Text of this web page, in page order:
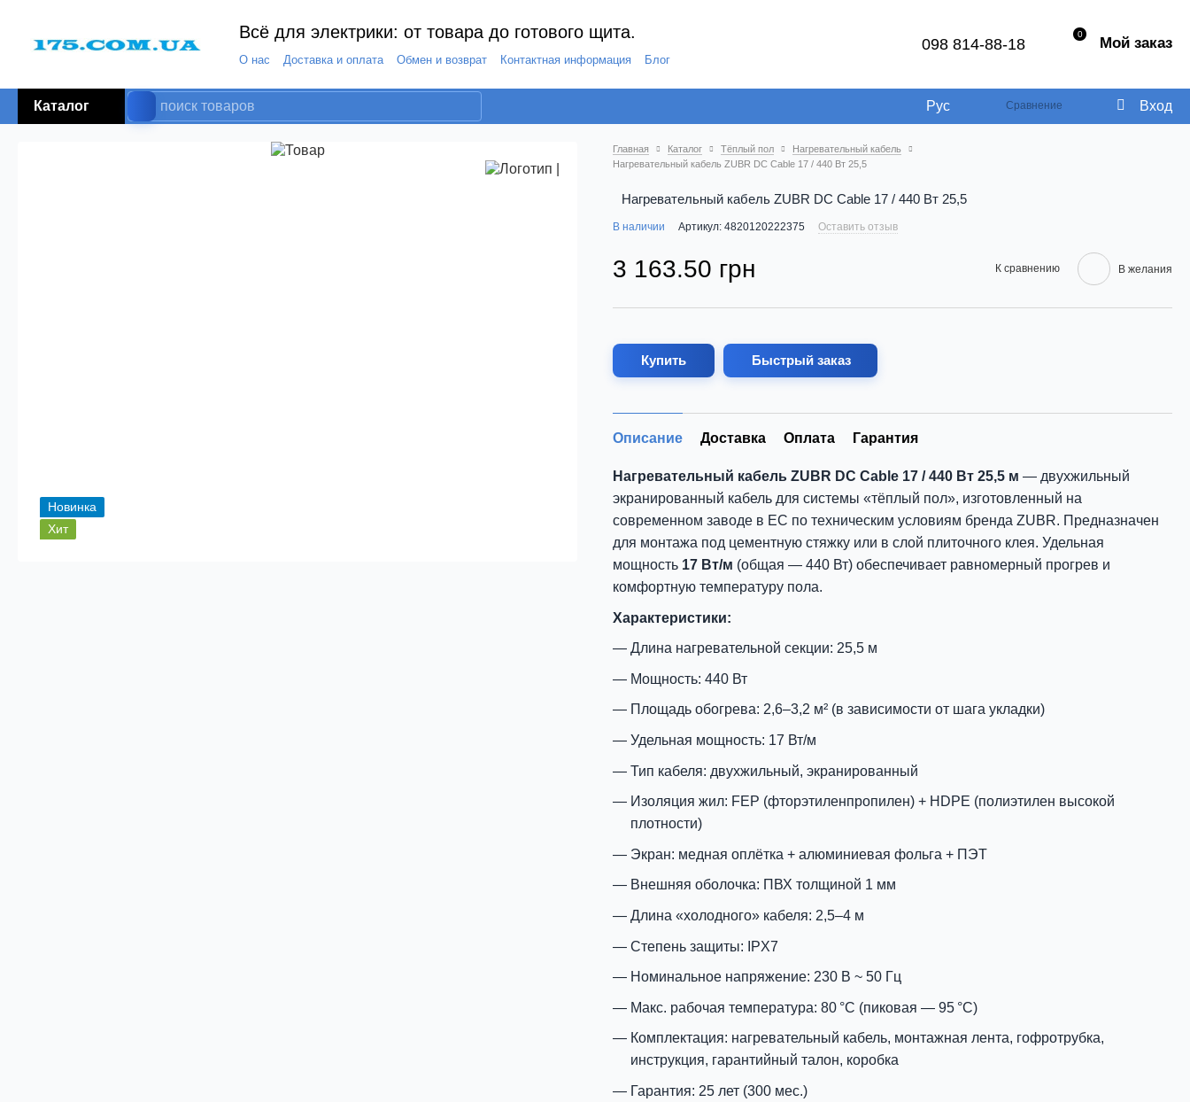
Всё для электрики: от товара до готового щита.
О нас Доставка и оплата Обмен и возврат Контактная информация Блог
098 814-88-18
0 Мой заказ
Каталог Рус Сравнение Вход
Новинка
Хит
Главная Каталог Тёплый пол
Нагревательный кабель
Нагревательный кабель ZUBR DC Cable 17 / 440 Вт 25,5
Нагревательный кабель ZUBR DC Cable 17 / 440 Вт 25,5
В наличии Артикул: 4820120222375 Оставить отзыв
3 163.50 грн К сравнению В желания
Купить Быстрый заказ
Описание Доставка Оплата Гарантия
Нагревательный кабель ZUBR DC Cable 17 / 440 Вт 25,5 м — двухжильный
экранированный кабель для системы «тёплый пол», изготовленный на
современном заводе в ЕС по техническим условиям бренда ZUBR. Предназначен
для монтажа под цементную стяжку или в слой плиточного клея. Удельная
мощность 17 Вт/м (общая — 440 Вт) обеспечивает равномерный прогрев и
комфортную температуру пола.
Характеристики:
Длина нагревательной секции: 25,5 м
Мощность: 440 Вт
Площадь обогрева: 2,6–3,2 м² (в зависимости от шага укладки)
Удельная мощность: 17 Вт/м
Тип кабеля: двухжильный, экранированный
Изоляция жил: FEP (фторэтиленпропилен) + HDPE (полиэтилен высокой
плотности)
Экран: медная оплётка + алюминиевая фольга + ПЭТ
Внешняя оболочка: ПВХ толщиной 1 мм
Длина «холодного» кабеля: 2,5–4 м
Степень защиты: IPX7
Номинальное напряжение: 230 В ~ 50 Гц
Макс. рабочая температура: 80 °C (пиковая — 95 °C)
Комплектация: нагревательный кабель, монтажная лента, гофротрубка,
инструкция, гарантийный талон, коробка
Гарантия: 25 лет (300 мес.)